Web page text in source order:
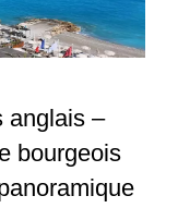
anglais –
bourgeois